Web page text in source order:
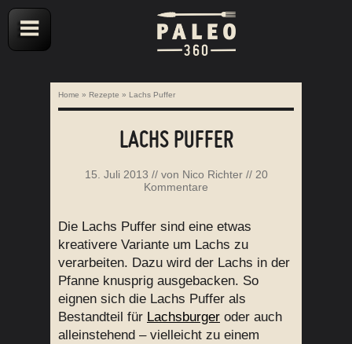
Home » Rezepte » Lachs Puffer
LACHS PUFFER
15. Juli 2013 // von Nico Richter// 20
Kommentare
Die Lachs Puffer sind eine etwas
kreativere Variante um Lachs zu
verarbeiten. Dazu wird der Lachs in der
Pfanne knusprig ausgebacken. So
eignen sich die Lachs Puffer als
Bestandteil für Lachsburger oder auch
alleinstehend – vielleicht zu einem